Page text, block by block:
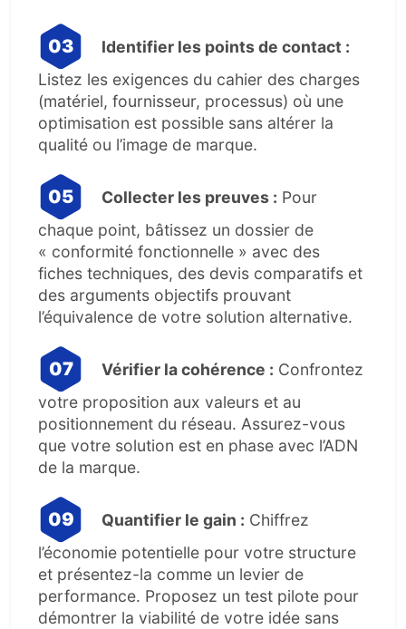
Identifier les points de contact :
Listez les exigences du cahier des charges
(matériel, fournisseur, processus) où une
optimisation est possible sans altérer la
qualité ou l’image de marque.
Collecter les preuves : Pour
chaque point, bâtissez un dossier de
« conformité fonctionnelle » avec des
fiches techniques, des devis comparatifs et
des arguments objectifs prouvant
l’équivalence de votre solution alternative.
Vérifier la cohérence : Confrontez
votre proposition aux valeurs et au
positionnement du réseau. Assurez-vous
que votre solution est en phase avec l’ADN
de la marque.
Quantifier le gain : Chiffrez
l’économie potentielle pour votre structure
et présentez-la comme un levier de
performance. Proposez un test pilote pour
démontrer la viabilité de votre idée sans